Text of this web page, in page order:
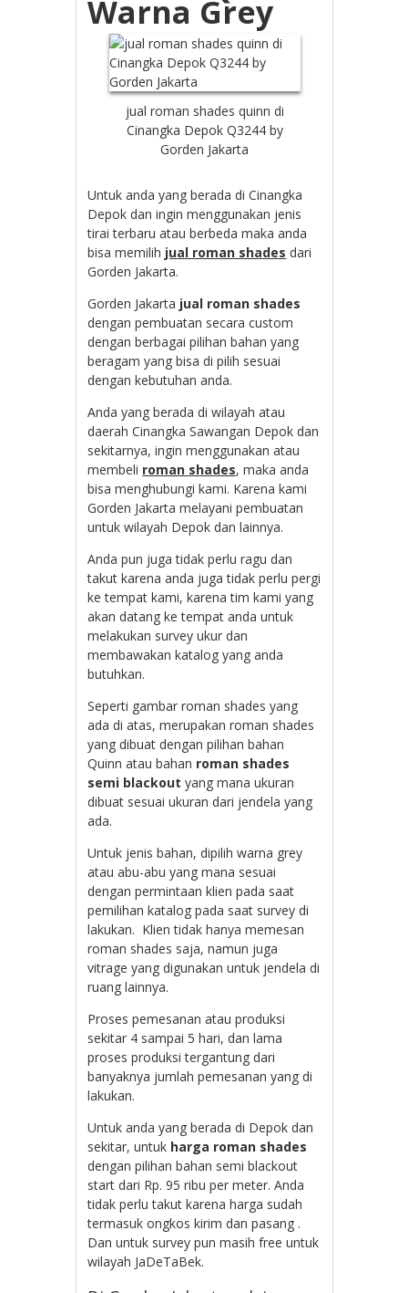
Warna Grey
jual roman shades quinn di
Cinangka Depok Q3244 by
Gorden Jakarta
Untuk anda yang berada di Cinangka
Depok dan ingin menggunakan jenis
tirai terbaru atau berbeda maka anda
bisa memilih jual roman shades dari
Gorden Jakarta.
Gorden Jakarta jual roman shades
dengan pembuatan secara custom
dengan berbagai pilihan bahan yang
beragam yang bisa di pilih sesuai
dengan kebutuhan anda.
Anda yang berada di wilayah atau
daerah Cinangka Sawangan Depok dan
sekitarnya, ingin menggunakan atau
membeli roman shades, maka anda
bisa menghubungi kami. Karena kami
Gorden Jakarta melayani pembuatan
untuk wilayah Depok dan lainnya.
Anda pun juga tidak perlu ragu dan
takut karena anda juga tidak perlu pergi
ke tempat kami, karena tim kami yang
akan datang ke tempat anda untuk
melakukan survey ukur dan
membawakan katalog yang anda
butuhkan.
Seperti gambar roman shades yang
ada di atas, merupakan roman shades
yang dibuat dengan pilihan bahan
Quinn atau bahan roman shades
semi blackout yang mana ukuran
dibuat sesuai ukuran dari jendela yang
ada.
Untuk jenis bahan, dipilih warna grey
atau abu-abu yang mana sesuai
dengan permintaan klien pada saat
pemilihan katalog pada saat survey di
lakukan. Klien tidak hanya memesan
roman shades saja, namun juga
vitrage yang digunakan untuk jendela di
ruang lainnya.
Proses pemesanan atau produksi
sekitar 4 sampai 5 hari, dan lama
proses produksi tergantung dari
banyaknya jumlah pemesanan yang di
lakukan.
Untuk anda yang berada di Depok dan
sekitar, untuk harga roman shades
dengan pilihan bahan semi blackout
start dari Rp. 95 ribu per meter. Anda
tidak perlu takut karena harga sudah
termasuk ongkos kirim dan pasang .
Dan untuk survey pun masih free untuk
wilayah JaDeTaBek.